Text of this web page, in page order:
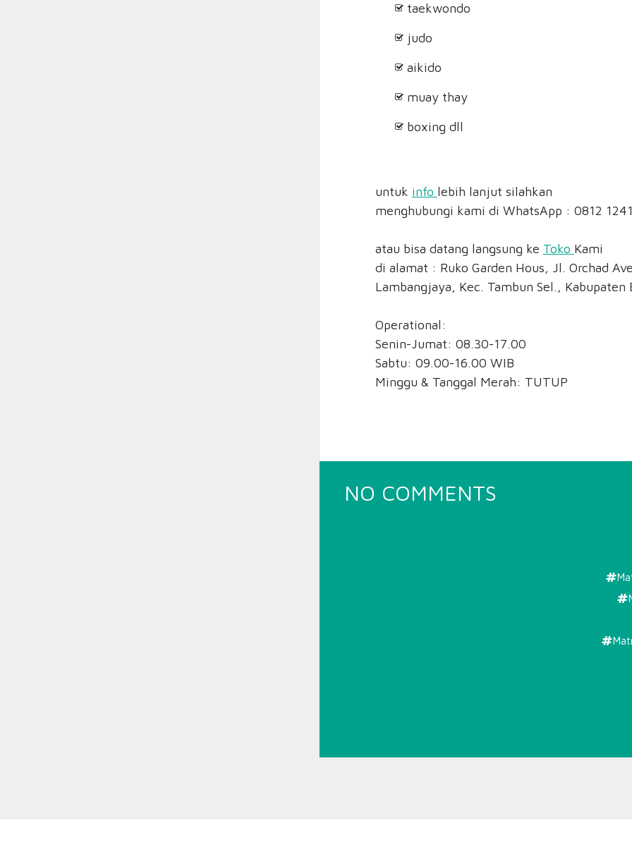
taekwondo
judo
aikido
muay thay
boxing dll
untuk info lebih lanjut silahkan
menghubungi kami di WhatsApp : 0812
atau bisa datang langsung ke Toko Kami
di alamat : Ruko Garden Hous, Jl. Orchad
Lambangjaya, Kec. Tambun Sel., Kabupaten
Operational:
Senin-Jumat: 08.30-17.00
Sabtu: 09.00-16.00 WIB
Minggu & Tanggal Merah: TUTUP
NO COMMENTS